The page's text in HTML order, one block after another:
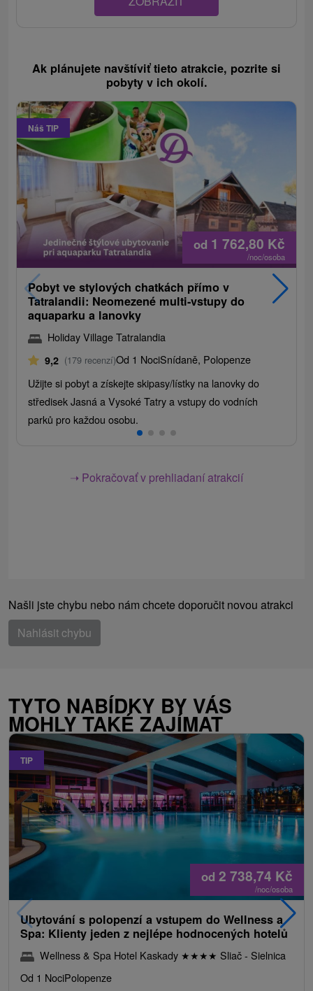
Ak plánujete navštíviť tieto atrakcie, pozrite si
pobyty v ich okolí.
Náš TIP
od 1 762,80 Kč
/noc/osoba
Pobyt ve stylových chatkách přímo v
Tatralandii: Neomezené multi-vstupy do
aquaparku a lanovky
Holiday Village Tatralandia
9,2 (179 recenzí)Od 1 NociSnídaně, Polopenze
Užijte si pobyt a získejte skipasy/lístky na lanovky do
středisek Jasná a Vysoké Tatry a vstupy do vodních
parků pro každou osobu.
➝ Pokračovať v prehliadaní atrakcií
Našli jste chybu nebo nám chcete doporučit novou atrakci
Nahlásit chybu
TYTO NABÍDKY BY VÁS
MOHLY TAKÉ ZAJÍMAT
TIP
od 2 738,74 Kč
/noc/osoba
Ubytování s polopenzí a vstupem do Wellness a
Spa: Klienty jeden z nejlépe hodnocených hotelů
Wellness & Spa Hotel Kaskady ★★★★ Sliač - Sielnica
Od 1 NociPolopenze